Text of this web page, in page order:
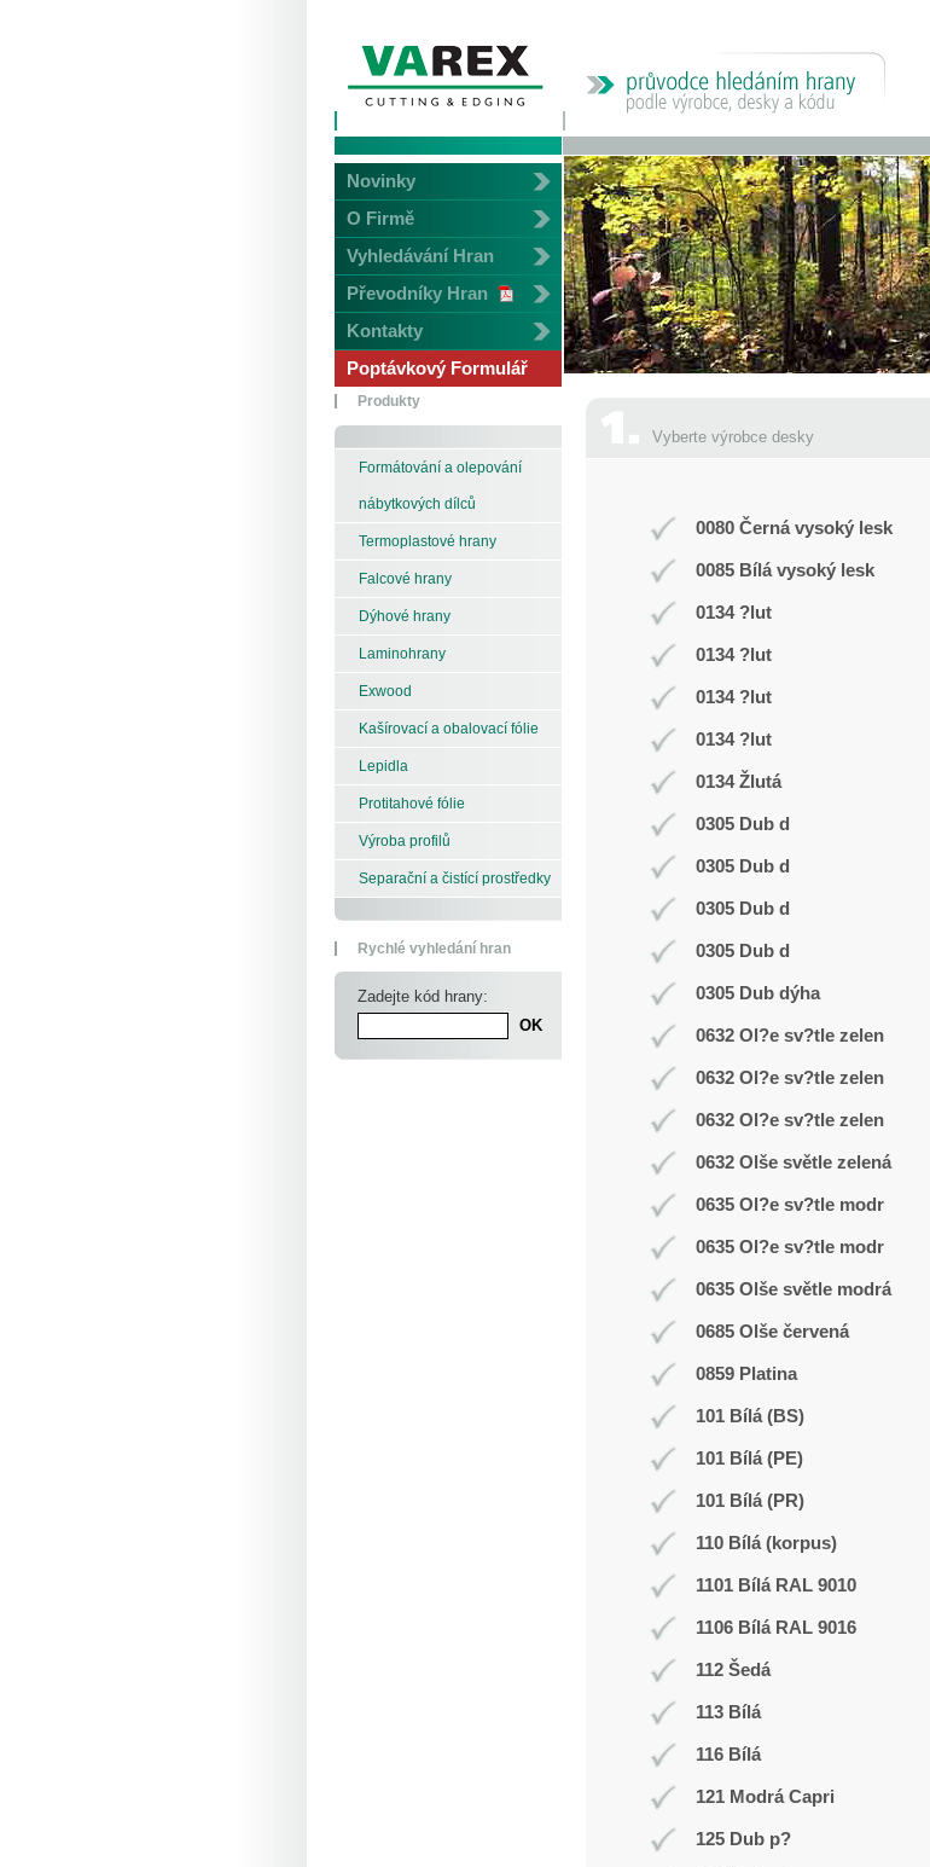
Novinky
O Firmě
Vyhledávání Hran
Převodníky Hran
Kontakty
Poptávkový Formulář
Produkty
Formátování a olepování
nábytkových dílců
Termoplastové hrany
Falcové hrany
Dýhové hrany
Laminohrany
Exwood
Kašírovací a obalovací fólie
Lepidla
Protitahové fólie
Výroba profilů
Separační a čistící prostředky
Rychlé vyhledání hran
Zadejte kód hrany:
Vyberte výrobce desky
0080 Černá vysoký lesk
0085 Bílá vysoký lesk
0134 ?lut
0134 ?lut
0134 ?lut
0134 ?lut
0134 Žlutá
0305 Dub d
0305 Dub d
0305 Dub d
0305 Dub d
0305 Dub dýha
0632 Ol?e sv?tle zelen
0632 Ol?e sv?tle zelen
0632 Ol?e sv?tle zelen
0632 Olše světle zelená
0635 Ol?e sv?tle modr
0635 Ol?e sv?tle modr
0635 Olše světle modrá
0685 Olše červená
0859 Platina
101 Bílá (BS)
101 Bílá (PE)
101 Bílá (PR)
110 Bílá (korpus)
1101 Bílá RAL 9010
1106 Bílá RAL 9016
112 Šedá
113 Bílá
116 Bílá
121 Modrá Capri
125 Dub p?